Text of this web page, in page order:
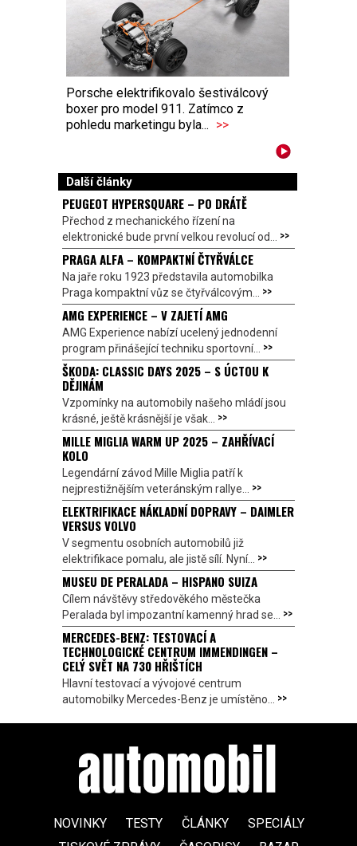
Porsche elektrifikovalo šestiválcový
boxer pro model 911. Zatímco z
pohledu marketingu byla... >>
Další články
PEUGEOT HYPERSQUARE – PO DRÁTĚ
Přechod z mechanického řízení na
elektronické bude první velkou revolucí od... >>
PRAGA ALFA – KOMPAKTNÍ ČTYŘVÁLCE
Na jaře roku 1923 představila automobilka
Praga kompaktní vůz se čtyřválcovým... >>
AMG EXPERIENCE – V ZAJETÍ AMG
AMG Experience nabízí ucelený jednodenní
program přinášející techniku sportovní... >>
ŠKODA: CLASSIC DAYS 2025 – S ÚCTOU K
DĚJINÁM
Vzpomínky na automobily našeho mládí jsou
krásné, ještě krásnější je však... >>
MILLE MIGLIA WARM UP 2025 – ZAHŘÍVACÍ
KOLO
Legendární závod Mille Miglia patří k
nejprestižnějším veteránským rallye... >>
ELEKTRIFIKACE NÁKLADNÍ DOPRAVY – DAIMLER
VERSUS VOLVO
V segmentu osobních automobilů již
elektrifikace pomalu, ale jistě sílí. Nyní... >>
MUSEU DE PERALADA – HISPANO SUIZA
Cílem návštěvy středověkého městečka
Peralada byl impozantní kamenný hrad se... >>
MERCEDES-BENZ: TESTOVACÍ A
TECHNOLOGICKÉ CENTRUM IMMENDINGEN –
CELÝ SVĚT NA 730 HŘIŠTÍCH
Hlavní testovací a vývojové centrum
automobilky Mercedes-Benz je umístěno... >>
NOVINKY TESTY ČLÁNKY
SPECIÁLY